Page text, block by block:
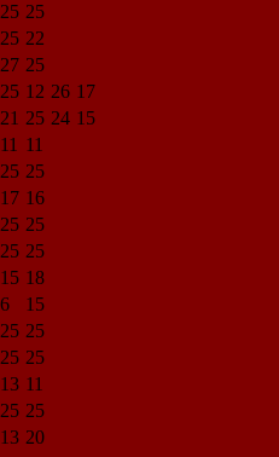
25 25
25 22
27 25
25 12 26 17
21 25 24 15
11 11
25 25
17 16
25 25
25 25
15 18
6
15
25 25
25 25
13 11
25 25
13 20